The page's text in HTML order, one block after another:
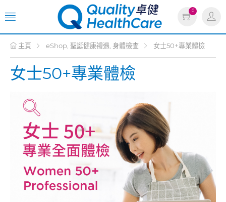
0
主頁 eShop, 聖誕健康禮遇, 身體檢查 女士50+專業體檢
女士50+專業體檢